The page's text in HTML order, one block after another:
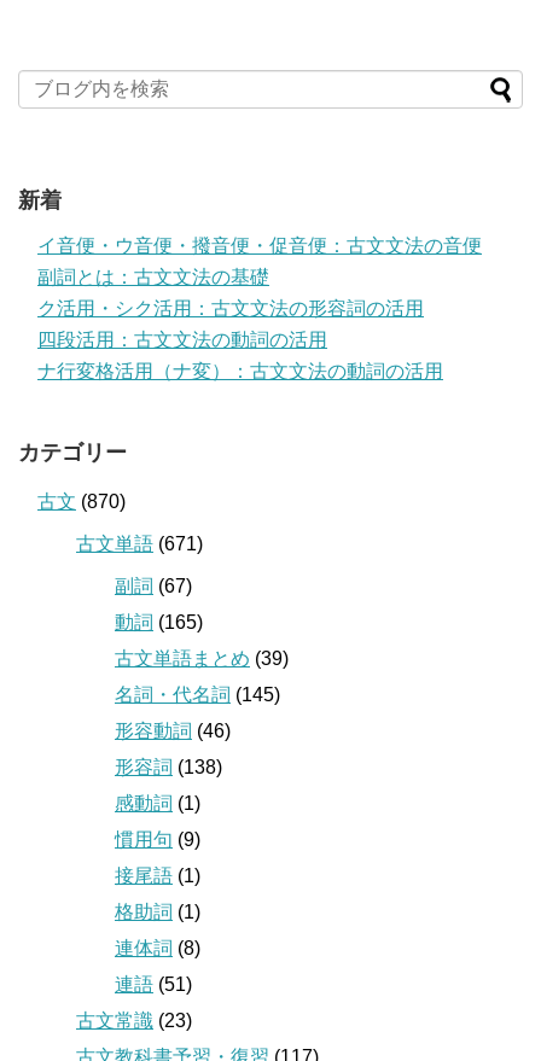
新着
イ音便・ウ音便・撥音便・促音便：古文文法の音便
副詞とは：古文文法の基礎
ク活用・シク活用：古文文法の形容詞の活用
四段活用：古文文法の動詞の活用
ナ行変格活用（ナ変）：古文文法の動詞の活用
カテゴリー
古文 (870)
古文単語 (671)
副詞 (67)
動詞 (165)
古文単語まとめ (39)
名詞・代名詞 (145)
形容動詞 (46)
形容詞 (138)
感動詞 (1)
慣用句 (9)
接尾語 (1)
格助詞 (1)
連体詞 (8)
連語 (51)
古文常識 (23)
古文教科書予習・復習 (117)